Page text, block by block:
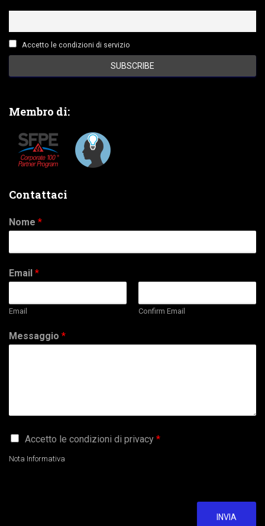
Accetto le condizioni di servizio
Membro di:
Contattaci
Nome *
Email *
Email Confirm Email
Messaggio *
G
P
Accetto le condizioni di privacy *
Nota Informativa
INVIA